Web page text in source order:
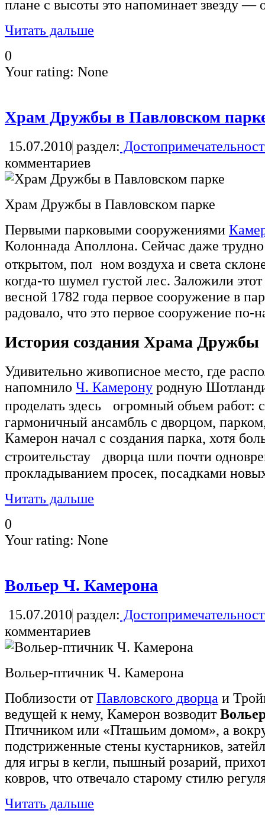
плане с высоты это напоминает звезду —
Читать дальше
0
Your rating: None
Храм Дружбы в Павловском
15.07.2010 раздел:
комментариев
Храм Дружбы в Павловском парке
Первыми парковыми сооружениями
Колоннада Аполлона. Сейчас даже трудно
открытом, пол ном воздуха и света
когда-то шумел густой лес. Заложили
весной 1782 года первое сооружение в
радовало, что это первое сооружение по-
История создания Храма Дружбы
Удивительно живописное место, где
напомнило Ч. Камерону родную
проделать здесь огромный объем работ:
гармоничный ансамбль с дворцом,
Камерон начал с создания парка, хотя
строительстау дворца шли почти
прокладыванием просек, посадками
Читать дальше
0
Your rating: None
Вольер Ч. Камерона
15.07.2010 раздел:
комментариев
Вольер-птичник Ч. Камерона
Поблизости отПавловского дворца и
ведущей к нему, Камерон возводит
Птичником или «Пташьим домом», а
подстриженные стены кустарников,
для игры в кегли, пышный розарий,
ковров, что отвечало старому стилю
Читать дальше